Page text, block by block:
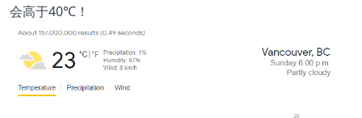
会高于40℃！